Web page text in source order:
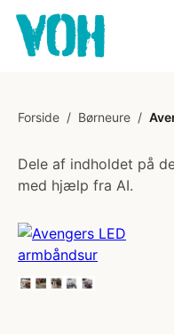
Forside / Børneure /
Dele af indholdet på
med hjælp fra AI.